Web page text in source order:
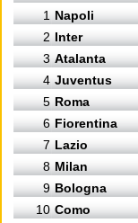
1 Napoli
2 Inter
3 Atalanta
4 Juventus
5 Roma
6 Fiorentina
7 Lazio
8 Milan
9 Bologna
10 Como